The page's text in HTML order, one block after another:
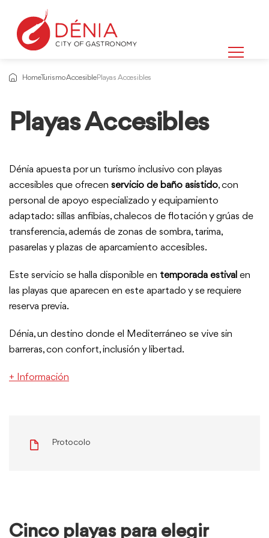
HomeTurismo AccesiblePlayas Accesibles
Playas Accesibles
Información
sobre
Dénia apuesta por un turismo inclusivo con playas
accesibles que ofrecen servicio de baño asistido, con
personal de apoyo especializado y equipamiento
adaptado: sillas anfibias, chalecos de flotación y grúas de
transferencia, además de zonas de sombra, tarima,
pasarelas y plazas de aparcamiento accesibles.
Este servicio se halla disponible en temporada estival en
las playas que aparecen en este apartado y se requiere
reserva previa.
Dénia, un destino donde el Mediterráneo se vive sin
barreras, con confort, inclusión y libertad.
+ Información
Protocolo
Cinco playas para elegir